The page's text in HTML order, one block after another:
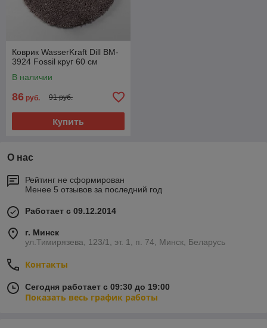
Коврик WasserKraft Dill BM-
3924 Fossil круг 60 см
В наличии
86 руб. 91 руб.
Купить
О нас
Рейтинг не сформирован
Менее 5 отзывов за последний год
Работает с 09.12.2014
г. Минск
ул.Тимирязева, 123/1, эт. 1, п. 74, Минск, Беларусь
Контакты
Сегодня работает с 09:30 до 19:00
Показать весь график работы